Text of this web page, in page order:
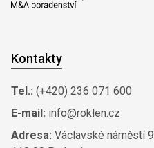
Kontakty
Tel.: (+420) 236 071 600
E-mail: info@roklen.cz
Adresa: Václavské náměstí 9